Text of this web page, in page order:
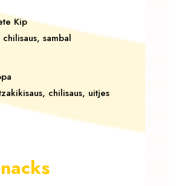
Kip
sambal
chilisaus, uitjes